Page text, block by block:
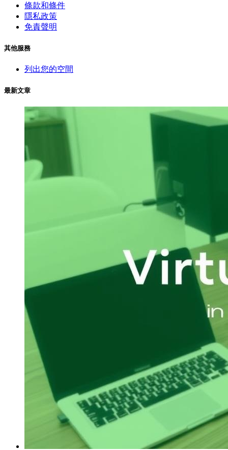
條款和條件
隱私政策
免責聲明
其他服務
列出您的空間
最新文章